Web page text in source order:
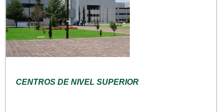
CENTROS DE NIVEL SUPERIOR